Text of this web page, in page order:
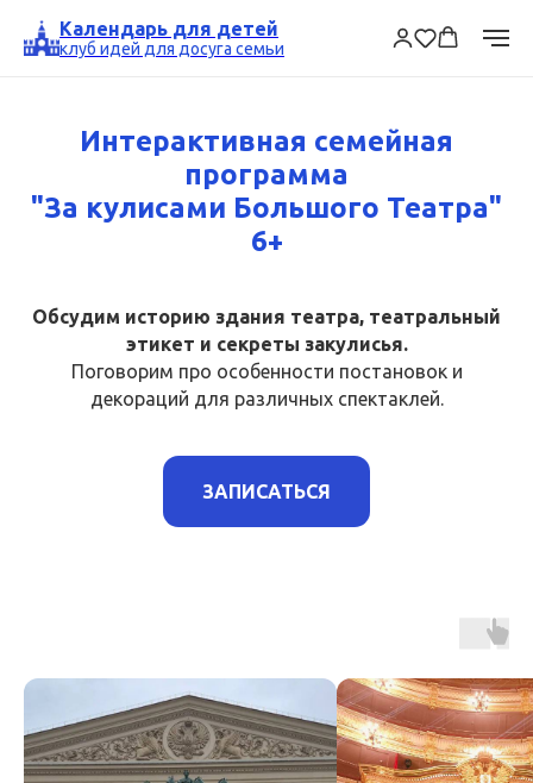
Календарь для детей
клуб идей для досуга семьи
Интерактивная семейная
программа
"За кулисами Большого Театра"
6+
Обсудим историю здания театра, театральный
этикет и секреты закулисья.
Поговорим про особенности постановок и
декораций для различных спектаклей.
ЗАПИСАТЬСЯ